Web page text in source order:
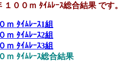
００ｍ ﾀｲﾑﾚｰｽ総合結果 です。
ｍ ﾀｲﾑﾚｰｽ1組
ｍ ﾀｲﾑﾚｰｽ2組
ｍ ﾀｲﾑﾚｰｽ3組
ｍ ﾀｲﾑﾚｰｽ総合結果